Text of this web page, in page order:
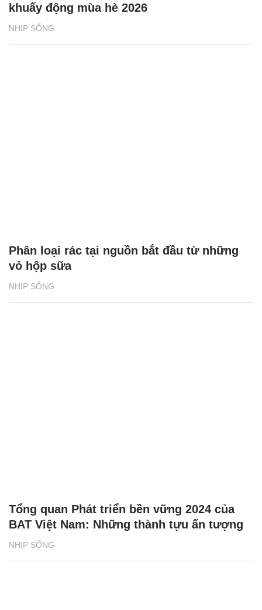
NHỊP SỐNG
khuấy động mùa hè 2026
NHỊP SỐNG
Phân loại rác tại nguồn bắt đầu từ những
vỏ hộp sữa
NHỊP SỐNG
Tổng quan Phát triển bền vững 2024 của
BAT Việt Nam: Những thành tựu ấn tượng